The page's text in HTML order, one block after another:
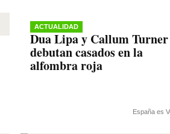
ACTUALIDAD
Dua Lipa y Callum Turner
debutan casados en la
alfombra roja
España es